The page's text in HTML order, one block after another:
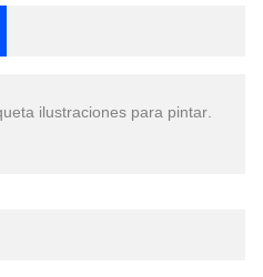
ilustraciones para pintar